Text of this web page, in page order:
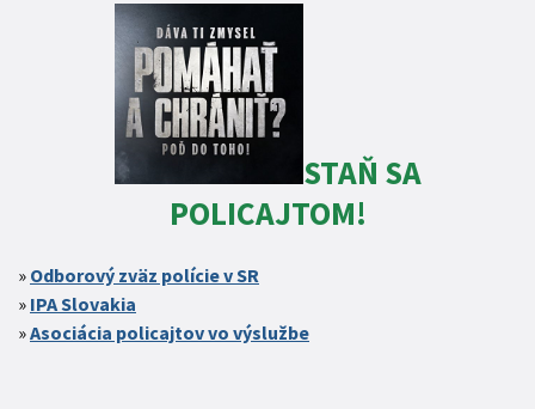
STAŇ SA
POLICAJTOM!
Odborový zväz polície v SR
IPA Slovakia
Asociácia policajtov vo výslužbe